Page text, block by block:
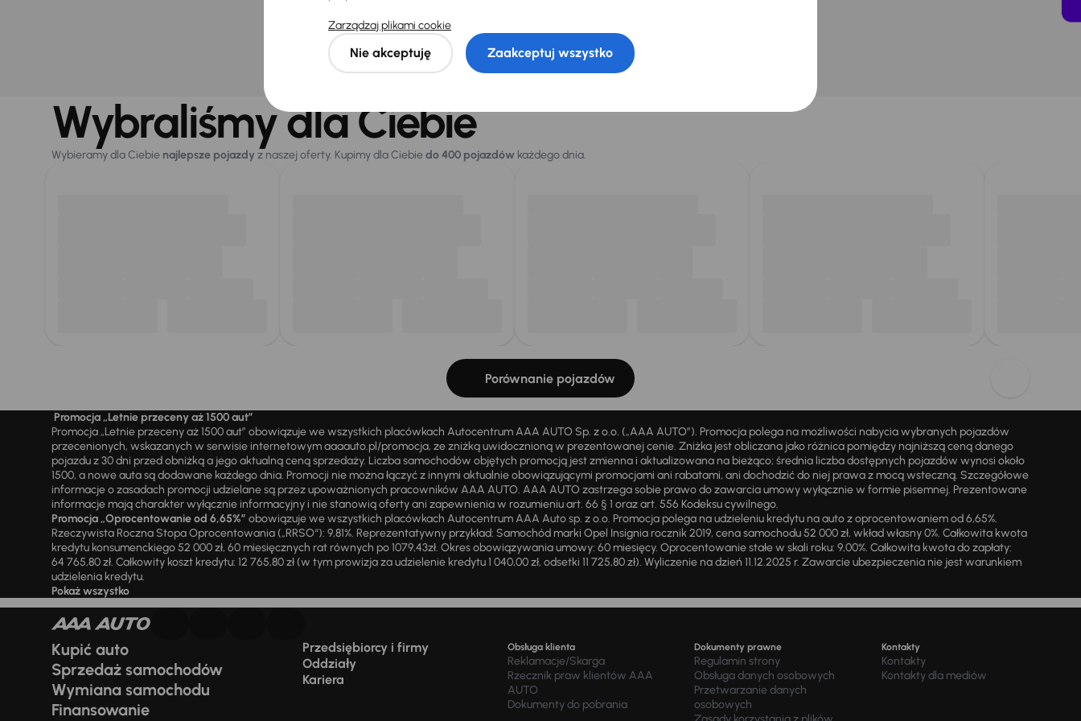
Najniższa cena z
30 dni przed
obniżką
128 900 zł
Cena po obniżce
120 500 zł
Wybraliśmy dla Ciebie
Wybieramy dla Ciebie najlepsze pojazdy z naszej oferty. Kupimy dla Ciebiedo 400 pojazdów każdego dnia.
Porównanie pojazdów
Promocja „Letnie przeceny aż 1500 aut”
Promocja „Letnie przeceny aż 1500 aut” obowiązuje we wszystkich placówkach Autocentrum AAA AUTO Sp. z o.o. („AAA AUTO”). Promocja polega na możliwości nabycia wybranych pojazdów
przecenionych, wskazanych w serwisie internetowym aaaauto.pl/promocja, ze zniżką uwidocznioną w prezentowanej cenie. Zniżka jest obliczana jako różnica pomiędzy najniższą ceną danego
pojazdu z 30 dni przed obniżką a jego aktualną ceną sprzedaży. Liczba samochodów objętych promocją jest zmienna i aktualizowana na bieżąco; średnia liczba dostępnych pojazdów wynosi około
1500, a nowe auta są dodawane każdego dnia. Promocji nie można łączyć z innymi aktualnie obowiązującymi promocjami ani rabatami, ani dochodzić do niej prawa z mocą wsteczną. Szczegółowe
informacje o zasadach promocji udzielane są przez upoważnionych pracowników AAA AUTO. AAA AUTO zastrzega sobie prawo do zawarcia umowy wyłącznie w formie pisemnej. Prezentowane
informacje mają charakter wyłącznie informacyjny i nie stanowią oferty ani zapewnienia w rozumieniu art. 66 § 1 oraz art. 556 Kodeksu cywilnego.
Promocja „Oprocentowanie od 6,65%” obowiązuje we wszystkich placówkach Autocentrum AAA Auto sp. z o.o. Promocja polega na udzieleniu kredytu na auto z oprocentowaniem od 6,65%.
Rzeczywista Roczna Stopa Oprocentowania („RRSO“): 9,81%. Reprezentatywny przykład: Samochód marki Opel Insignia rocznik 2019, cena samochodu 52 000 zł, wkład własny 0%. Całkowita kwota
kredytu konsumenckiego 52 000 zł, 60 miesięcznych rat równych po 1079,43zł. Okres obowiązywania umowy: 60 miesięcy. Oprocentowanie stałe w skali roku: 9,00%. Całkowita kwota do zapłaty:
64 765,80 zł. Całkowity koszt kredytu: 12 765,80 zł (w tym prowizja za udzielenie kredytu 1 040,00 zł, odsetki 11 725,80 zł). Wyliczenie na dzień 11.12.2025 r. Zawarcie ubezpieczenia nie jest warunkiem
udzielenia kredytu.
Pokaż wszystko
Kupić auto
Sprzedaż samochodów
Wymiana samochodu
Finansowanie
Przedsiębiorcy i firmy
Oddziały
Kariera
Obsługa klienta
Reklamacje/Skarga
Rzecznik praw klientów AAA
AUTO
Dokumenty do pobrania
Dokumenty prawne
Regulamin strony
Obsługa danych osobowych
Przetwarzanie danych
osobowych
Kontakty
Kontakty
Kontakty dla mediów
Zarządzaj plikami cookie
Nie akceptuję Zaakceptuj wszystko